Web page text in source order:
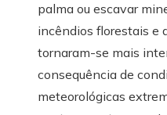
palma ou escavar
incêndios florestais e
tornaram-se mais
consequência de
meteorológicas